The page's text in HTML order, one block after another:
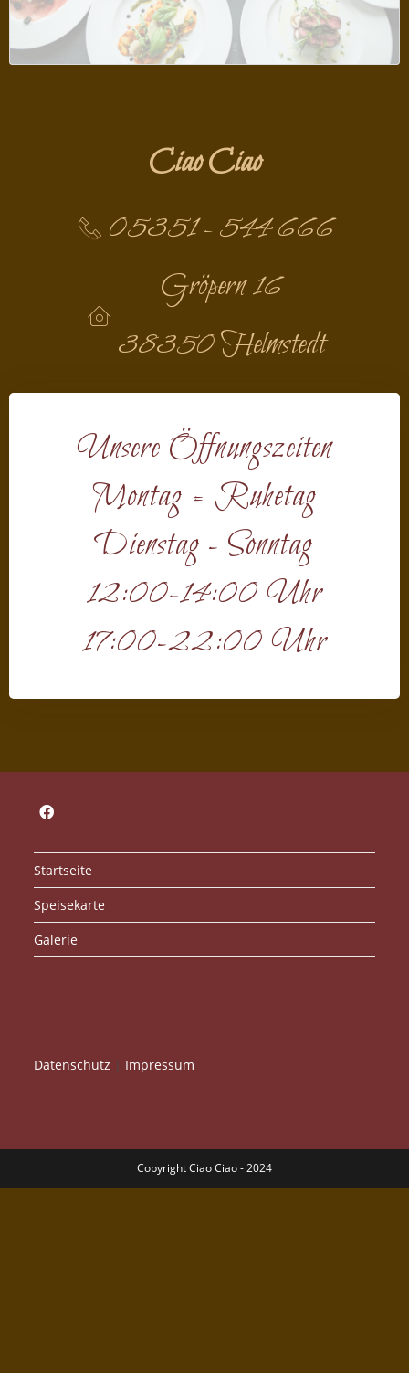
Ciao Ciao
05351 - 544 666
Gröpern 16
38350 Helmstedt
Unsere Öffnungszeiten
Montag = Ruhetag
Dienstag - Sonntag
12:00-14:00 Uhr
17:00-22:00 Uhr
Startseite
Speisekarte
Galerie
–
Datenschutz | Impressum
Copyright Ciao Ciao - 2024